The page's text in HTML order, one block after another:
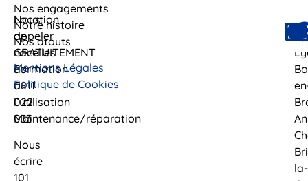
Nous
appeler
GRATUITEMENT
au
0811
022
033
Nous
écrire
101
Location
de
nacelles
Formation
à
l’utilisation
Maintenance/réparation
Nos engagements
Notre histoire
Nos atouts
Mentions Légales
Politique de Cookies
la-